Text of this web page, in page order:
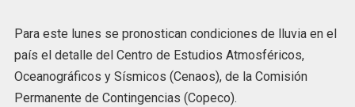
Para este lunes se pronostican condiciones de lluvia en el
país el detalle del Centro de Estudios Atmosféricos,
Oceanográficos y Sísmicos (Cenaos), de la Comisión
Permanente de Contingencias (Copeco).